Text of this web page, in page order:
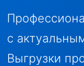
с
Выгрузки